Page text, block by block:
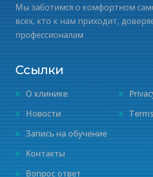
Мы заботимся о комфортном
всех, кто к нам приходит,
профессионалам
Ссылки
О клинике
Новости
Запись на обучение
Контакты
Вопрос ответ